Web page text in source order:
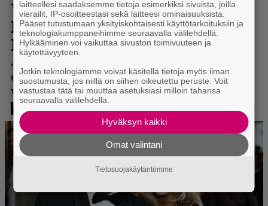
laitteellesi saadaksemme tietoja esimerkiksi sivuista, joilla
vierailit, IP-osoitteestasi sekä laitteesi ominaisuuksista.
Pääset tutustumaan yksityiskohtaisesti käyttötarkoituksiin ja
teknologiakumppaneihimme seuraavalla välilehdellä.
Hylkääminen voi vaikuttaa sivuston toimivuuteen ja
käytettävyyteen.
Jotkin teknologiamme voivat käsitellä tietoja myös ilman
suostumusta, jos niillä on siihen oikeutettu peruste. Voit
vastustaa tätä tai muuttaa asetuksiasi milloin tahansa
seuraavalla välilehdellä.
Hyväksyn kaikki
Omat valintani
Tietosuojakäytäntömme